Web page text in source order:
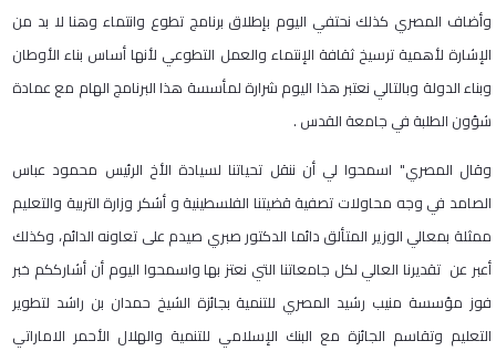
وأضاف المصري كذلك نحتفي اليوم بإطلاق برنامج تطوع وانتماء وهنا لا بد من
الإشارة لأهمية ترسيخ ثقافة الإنتماء والعمل التطوعي لأنها أساس بناء الأوطان
وبناء الدولة وبالتالي نعتبر هذا اليوم شرارة لمأسسة هذا البرنامج الهام مع عمادة
شؤون الطلبة في جامعة القدس .
وقال المصري" اسمحوا لي أن ننقل تحياتنا لسيادة الأخ الرئيس محمود عباس
الصامد في وجه محاولات تصفية قضيتنا الفلسطينية و أشكر وزارة التربية والتعليم
ممثلة بمعالي الوزير المتألق دائما الدكتور صبري صيدم على تعاونه الدائم، وكذلك
أعبر عن تقديرنا العالي لكل جامعاتنا التي نعتز بها واسمحوا اليوم أن أشارككم خبر
فوز مؤسسة منيب رشيد المصري للتنمية بجائزة الشيخ حمدان بن راشد لتطوير
التعليم وتقاسم الجائزة مع البنك الإسلامي للتنمية والهلال الأحمر الاماراتي